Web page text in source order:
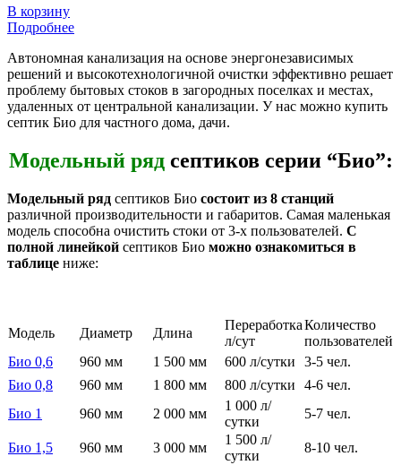
В корзину
Подробнее
Автономная канализация на основе энергонезависимых
решений и высокотехнологичной очистки эффективно решает
проблему бытовых стоков в загородных поселках и местах,
удаленных от центральной канализации. У нас можно купить
септик Био для частного дома, дачи.
Модельный рядсептиков серии “Био”:
Модельный ряд септиков Био состоит из 8 станций
различной производительности и габаритов. Самая маленькая
модель способна очистить стоки от 3-х пользователей. С
полной линейкой септиков Био можно ознакомиться в
таблице ниже:
Модель Диаметр Длина
Переработка
л/сут
Количество
пользователей
Био 0,6
960 мм 1 500 мм 600 л/сутки
3-5 чел.
Био 0,8
960 мм 1 800 мм 800 л/сутки
4-6 чел.
Био 1
960 мм 2 000 мм
1 000 л/
сутки
5-7 чел.
Био 1,5 960 мм 3 000 мм
1 500 л/
сутки
8-10 чел.